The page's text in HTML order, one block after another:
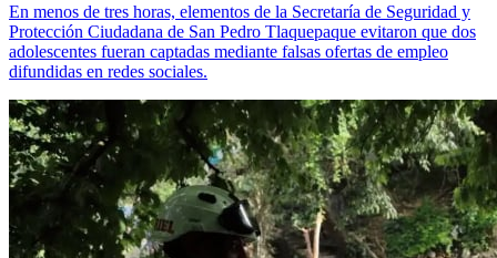
En menos de tres horas, elementos de la Secretaría de Seguridad y
Protección Ciudadana de San Pedro Tlaquepaque evitaron que dos
adolescentes fueran captadas mediante falsas ofertas de empleo
difundidas en redes sociales.